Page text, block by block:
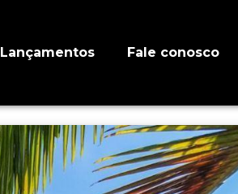
Lançamentos Fale conosco